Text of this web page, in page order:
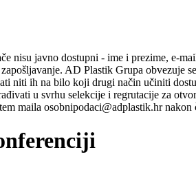
nisu javno dostupni - ime i prezime, e-
AD Plastik Grupa
niti ih na bilo koji drugi način učiniti
u svrhu selekcije i regrutacije za
maila osobnipodaci@adplastik.hr